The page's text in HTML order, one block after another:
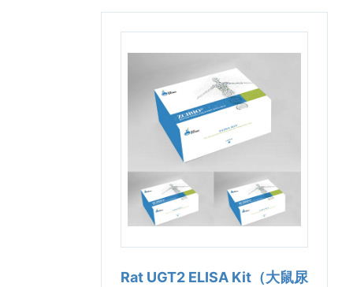
Rat UGT2 ELISA Kit（大鼠尿